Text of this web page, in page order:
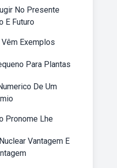
No Presente
E Futuro
Vêm Exemplos
Para Plantas
De Um
Pronome Lhe
Vantagem E